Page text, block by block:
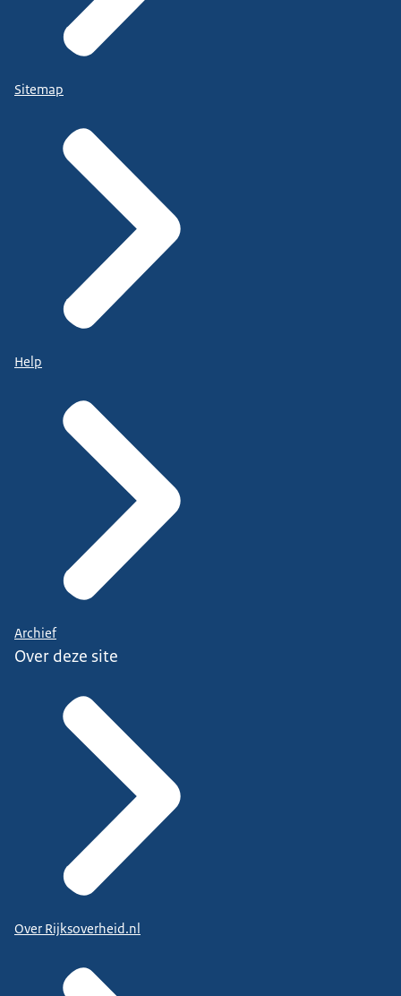
Sitemap
Help
Archief
Over deze site
Over Rijksoverheid.nl